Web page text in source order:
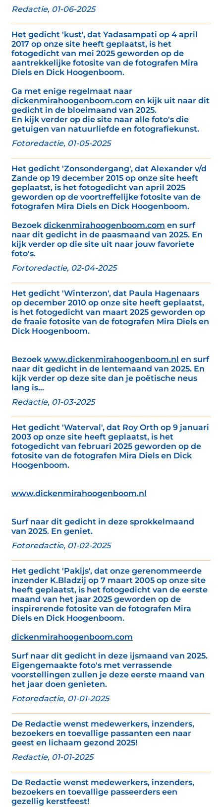
Redactie, 01-06-2025
Het gedicht 'kust', dat Yadasampati op 4 april
2017 op onze site heeft geplaatst, is het
fotogedicht van mei 2025 geworden op de
aantrekkelijke fotosite van de fotografen Mira
Diels en Dick Hoogenboom.
Ga met enige regelmaat naar
dickenmirahoogenboom.com en kijk uit naar dit
gedicht in de bloeimaand van 2025.
En kijk verder op die site naar alle foto's die
getuigen van natuurliefde en fotografiekunst.
Fotoredactie, 01-05-2025
Het gedicht 'Zonsondergang', dat Alexander v/d
Zande op 19 december 2015 op onze site heeft
geplaatst, is het fotogedicht van april 2025
geworden op de voortreffelijke fotosite van de
fotografen Mira Diels en Dick Hoogenboom.
Bezoek dickenmirahoogenboom.com en surf
naar dit gedicht in de paasmaand van 2025. En
kijk verder op die site uit naar jouw favoriete
foto's.
Fortoredactie, 02-04-2025
Het gedicht 'Winterzon', dat Paula Hagenaars
op december 2010 op onze site heeft geplaatst,
is het fotogedicht van maart 2025 geworden op
de fraaie fotosite van de fotografen Mira Diels en
Dick Hoogenboom.
Bezoek www.dickenmirahoogenboom.nl en surf
naar dit gedicht in de lentemaand van 2025. En
kijk verder op deze site dan je poëtische neus
lang is...
Redactie, 01-03-2025
Het gedicht 'Waterval', dat Roy Orth op 9 januari
2003 op onze site heeft geplaatst, is het
fotogedicht van februari 2025 geworden op de
fotosite van de fotografen Mira Diels en Dick
Hoogenboom.
www.dickenmirahoogenboom.nl
Surf naar dit gedicht in deze sprokkelmaand
van 2025. En geniet.
Fotoredactie, 01-02-2025
Het gedicht 'Pakijs', dat onze gerenommeerde
inzender K.Bladzij op 7 maart 2005 op onze site
heeft geplaatst, is het fotogedicht van de eerste
maand van het jaar 2025 geworden op de
inspirerende fotosite van de fotografen Mira
Diels en Dick Hoogenboom.
dickenmirahoogenboom.com
Surf naar dit gedicht in deze ijsmaand van 2025.
Eigengemaakte foto's met verrassende
voorstellingen zullen je deze eerste maand van
het jaar doen genieten.
Fotoredactie, 01-01-2025
De Redactie wenst medewerkers, inzenders,
bezoekers en toevallige passanten een naar
geest en lichaam gezond 2025!
Redactie, 01-01-2025
De Redactie wenst medewerkers, inzenders,
bezoekers en toevallige passeerders een
gezellig kerstfeest!